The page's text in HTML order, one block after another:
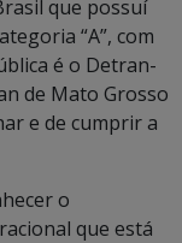
que possuí
“A”, com
é o Detran-
de Mato Grosso
e de cumprir a
o
que está